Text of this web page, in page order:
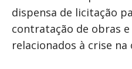
dispensa de licitação
contratação de obras
relacionados à crise na